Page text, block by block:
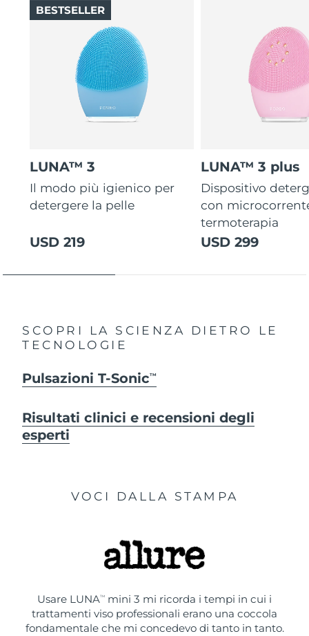
LUNA™ 3
Il modo più igienico per
detergere la pelle
USD 219
BESTSELLER
LUNA™ 3 plus
Dispositivo
con
termoterapia
USD 299
SCOPRI LA SCIENZA DIETRO LE
TECNOLOGIE
Pulsazioni T-SonicTM
Risultati clinici e recensioni degli
esperti
VOCI DALLA STAMPA
Usare LUNATM
mini 3 mi ricorda i tempi in cui i
trattamenti viso professionali erano una coccola
fondamentale che mi concedevo di tanto in tanto.